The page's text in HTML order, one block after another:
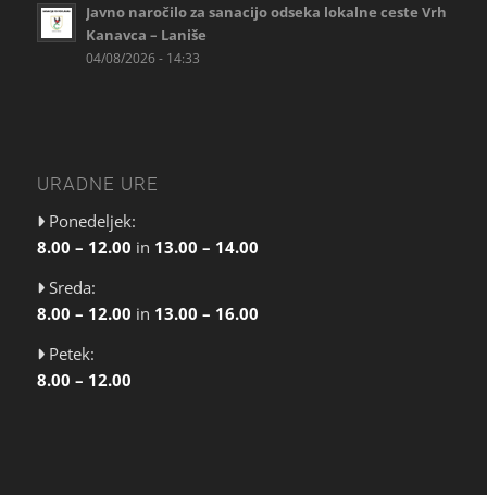
Javno naročilo za sanacijo odseka lokalne ceste Vrh
Kanavca – Laniše
04/08/2026 - 14:33
URADNE URE
Ponedeljek:
8.00 – 12.00 in 13.00 – 14.00
Sreda:
8.00 – 12.00 in 13.00 – 16.00
Petek:
8.00 – 12.00